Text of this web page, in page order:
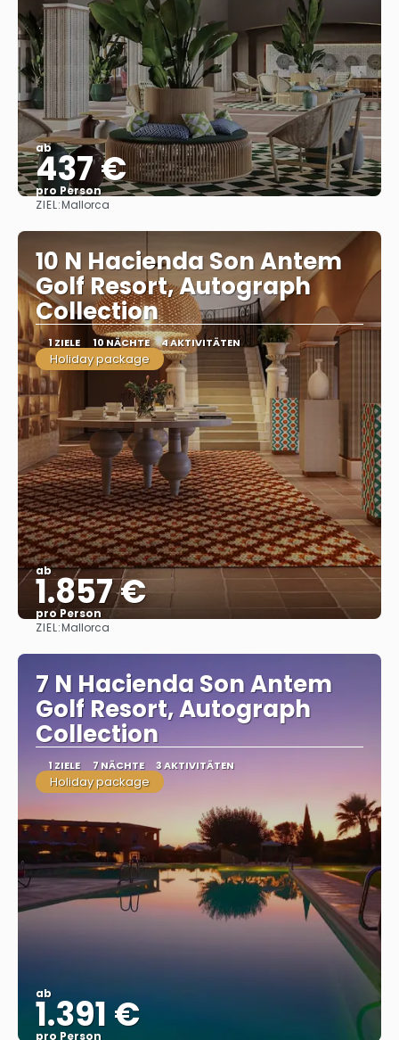
ab
437 €
pro Person
ZIEL:Mallorca
10 N Hacienda Son Antem
Golf Resort, Autograph
Collection
1 ZIELE 10 NÄCHTE 4 AKTIVITÄTEN
Holiday package
ab
1.857 €
pro Person
ZIEL:Mallorca
7 N Hacienda Son Antem
Golf Resort, Autograph
Collection
1 ZIELE 7 NÄCHTE 3 AKTIVITÄTEN
Holiday package
ab
1.391 €
pro Person